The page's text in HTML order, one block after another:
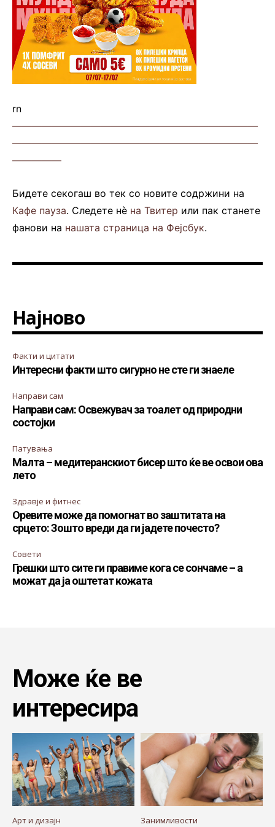
rn
—————————————————————————
—————————————————————————
—————
Бидете секогаш во тек со новите содржини на
Кафе пауза. Следете нè на Твитер или пак станете
фанови на нашата страница на Фејсбук.
Најново
Факти и цитати
Интересни факти што сигурно не сте ги знаеле
Направи сам
Направи сам: Освежувач за тоалет од природни
состојки
Патувања
Малта – медитеранскиот бисер што ќе ве освои ова
лето
Здравје и фитнес
Оревите може да помогнат во заштитата на
срцето: Зошто вреди да ги јадете почесто?
Совети
Грешки што сите ги правиме кога се сончаме – а
можат да ја оштетат кожата
Може ќе ве
интересира
Арт и дизајн Занимливости